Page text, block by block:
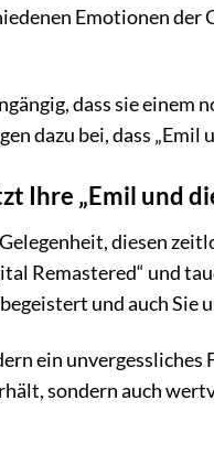
Emotionen der
dass sie einem
dazu bei, dass
Ihre „Emil und
diesen
Remastered“ und
und auch Sie
ein
sondern auch